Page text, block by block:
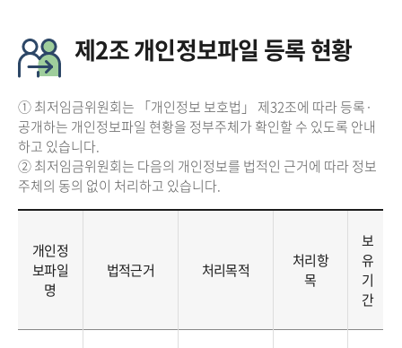
제2조 개인정보파일 등록 현황
① 최저임금위원회는 「개인정보 보호법」 제32조에 따라 등록·
공개하는 개인정보파일 현황을 정부주체가 확인할 수 있도록 안내
하고 있습니다.
② 최저임금위원회는 다음의 개인정보를 법적인 근거에 따라 정보
주체의 동의 없이 처리하고 있습니다.
개인정
보파일
명
법적근거 처리목적
처리항
목
보
유
기
간